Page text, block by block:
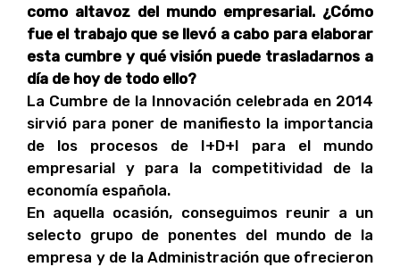
como altavoz del mundo empresarial. ¿Cómo
fue el trabajo que se llevó a cabo para elaborar
esta cumbre y qué visión puede trasladarnos a
día de hoy de todo ello?
La Cumbre de la Innovación celebrada en 2014
sirvió para poner de manifiesto la importancia
de los procesos de I+D+I para el mundo
empresarial y para la competitividad de la
economía española.
En aquella ocasión, conseguimos reunir a un
selecto grupo de ponentes del mundo de la
empresa y de la Administración que ofrecieron